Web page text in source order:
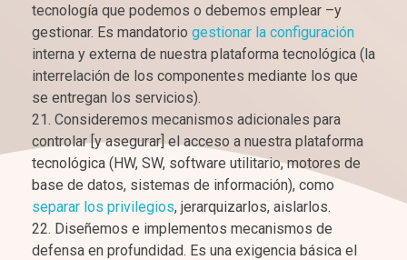
tecnología que podemos o debemos emplear –y
gestionar. Es mandatorio gestionar la configuración
interna y externa de nuestra plataforma tecnológica (la
interrelación de los componentes mediante los que
se entregan los servicios).
Consideremos mecanismos adicionales para
controlar [y asegurar] el acceso a nuestra plataforma
tecnológica (HW, SW, software utilitario, motores de
base de datos, sistemas de información), como
separar los privilegios, jerarquizarlos, aislarlos.
Diseñemos e implementos mecanismos de
defensa en profundidad. Es una exigencia básica el